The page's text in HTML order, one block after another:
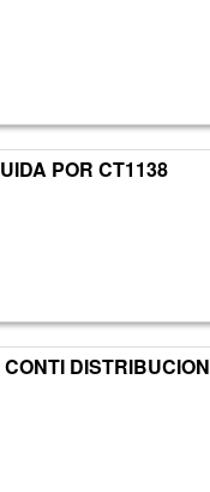
POR CT1138
DISTRIBUCION